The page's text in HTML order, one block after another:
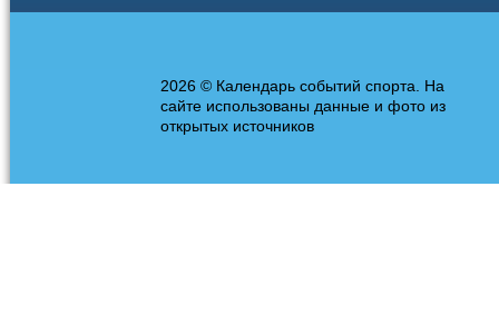
2026 © Календарь событий спорта. На
сайте использованы данные и фото из
открытых источников